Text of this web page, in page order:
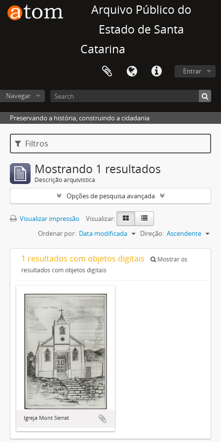
Arquivo Público do
Estado de Santa
Catarina
Entrar
Navegar
Preservando a história, construindo a cidadania
Filtros
Mostrando 1 resultados
Descrição arquivística
Opções de pesquisa avançada
Visualizar impressão
Visualizar:
Ordenar por: Data modificada Direção: Ascendente
1 resultados com objetos digitais
Mostrar os
resultados com objetos digitais
Igreja Mont Serrat